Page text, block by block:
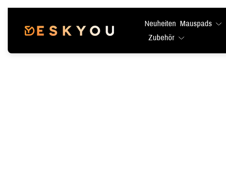
Laden-
Logo"
Neuheiten Mauspads
Zubehör